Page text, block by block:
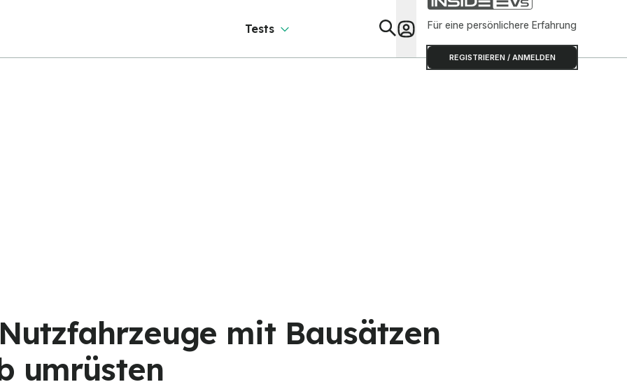
Tests Für eine persönlichere Erfahrung
REGISTRIEREN / ANMELDEN
mit Bausätzen
umrüsten